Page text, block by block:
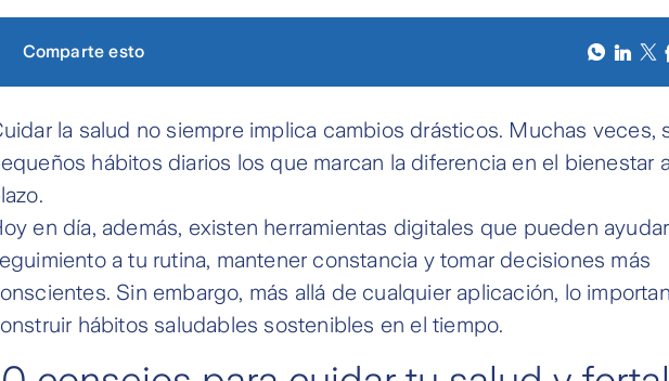
Comparte esto
la salud no siempre implica cambios drásticos. Muchas veces,
hábitos diarios los que marcan la diferencia en el bienestar
en día, además, existen herramientas digitales que pueden
a tu rutina, mantener constancia y tomar decisiones más
Sin embargo, más allá de cualquier aplicación, lo
hábitos saludables sostenibles en el tiempo.